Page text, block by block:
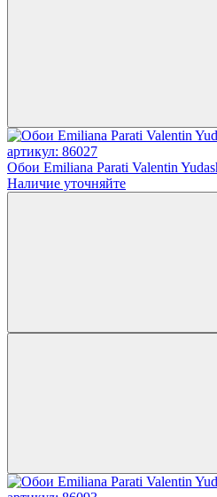
артикул: 86027
Обои Emiliana Parati Valentin
Наличие уточняйте